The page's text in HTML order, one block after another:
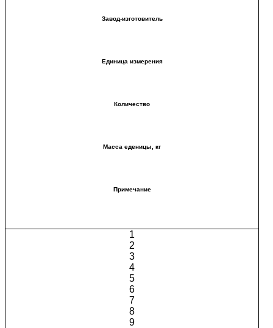
Завод-изготовитель
Единица измерения
Количество
Масса еденицы, кг
Примечание
1
2
3
4
5
6
7
8
9